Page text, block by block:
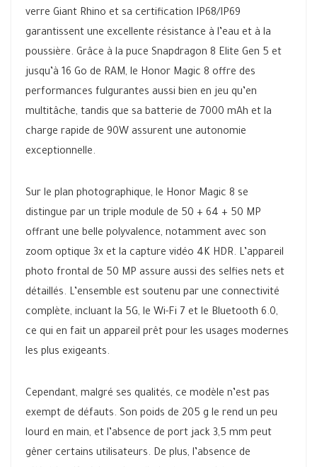
verre Giant Rhino et sa certification IP68/IP69
garantissent une excellente résistance à l’eau et à la
poussière. Grâce à la puce Snapdragon 8 Elite Gen 5 et
jusqu’à 16 Go de RAM, le Honor Magic 8 offre des
performances fulgurantes aussi bien en jeu qu’en
multitâche, tandis que sa batterie de 7000 mAh et la
charge rapide de 90W assurent une autonomie
exceptionnelle.
Sur le plan photographique, le Honor Magic 8 se
distingue par un triple module de 50 + 64 + 50 MP
offrant une belle polyvalence, notamment avec son
zoom optique 3x et la capture vidéo 4K HDR. L’appareil
photo frontal de 50 MP assure aussi des selfies nets et
détaillés. L’ensemble est soutenu par une connectivité
complète, incluant la 5G, le Wi-Fi 7 et le Bluetooth 6.0,
ce qui en fait un appareil prêt pour les usages modernes
les plus exigeants.
Cependant, malgré ses qualités, ce modèle n’est pas
exempt de défauts. Son poids de 205 g le rend un peu
lourd en main, et l’absence de port jack 3,5 mm peut
gêner certains utilisateurs. De plus, l’absence de